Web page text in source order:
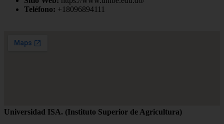
Teléfono: +18096894111
Universidad ISA. (Instituto Superior de Agricultura)